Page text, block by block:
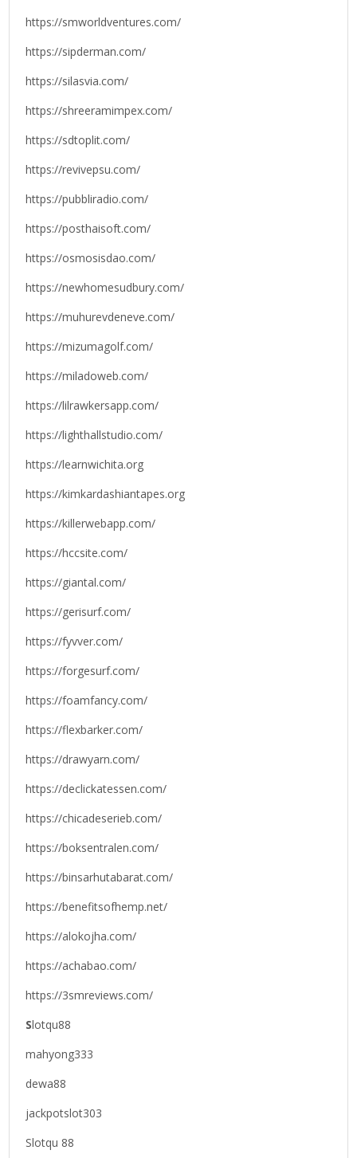
https://smworldventures.com/
https://sipderman.com/
https://silasvia.com/
https://shreeramimpex.com/
https://sdtoplit.com/
https://revivepsu.com/
https://pubbliradio.com/
https://posthaisoft.com/
https://osmosisdao.com/
https://newhomesudbury.com/
https://muhurevdeneve.com/
https://mizumagolf.com/
https://miladoweb.com/
https://lilrawkersapp.com/
https://lighthallstudio.com/
https://learnwichita.org
https://kimkardashiantapes.org
https://killerwebapp.com/
https://hccsite.com/
https://giantal.com/
https://gerisurf.com/
https://fyvver.com/
https://forgesurf.com/
https://foamfancy.com/
https://flexbarker.com/
https://drawyarn.com/
https://declickatessen.com/
https://chicadeserieb.com/
https://boksentralen.com/
https://binsarhutabarat.com/
https://benefitsofhemp.net/
https://alokojha.com/
https://achabao.com/
https://3smreviews.com/
Slotqu88
mahyong333
dewa88
jackpotslot303
Slotqu 88